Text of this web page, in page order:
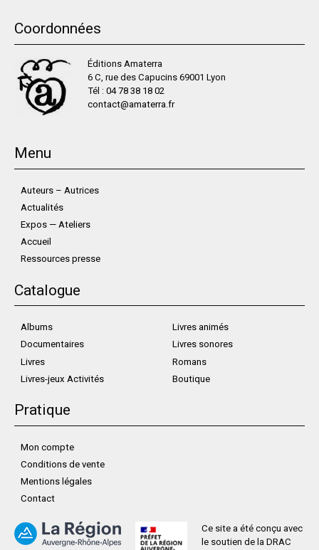
Coordonnées
Éditions Amaterra
6 C, rue des Capucins 69001 Lyon
Tél : 04 78 38 18 02
contact@amaterra.fr
Menu
Auteurs – Autrices
Actualités
Expos — Ateliers
Accueil
Ressources presse
Catalogue
Albums
Documentaires
Livres
Livres-jeux Activités
Livres animés
Livres sonores
Romans
Boutique
Pratique
Mon compte
Conditions de vente
Mentions légales
Contact
Ce site a été conçu avec
le soutien de la DRAC